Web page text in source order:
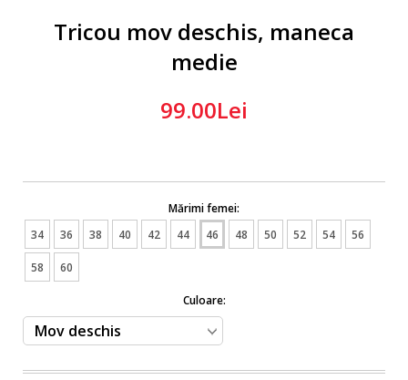
Tricou mov deschis, maneca
medie
99.00Lei
Mărimi femei:
34
36 38 40 42 44 46 48 50 52 54 56
58 60
Culoare: